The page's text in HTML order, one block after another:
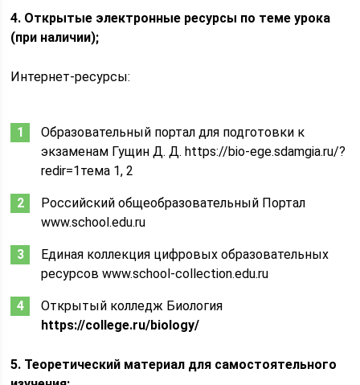
4. Открытые электронные ресурсы по теме урока
(при наличии);
Интернет-ресурсы:
Образовательный портал для подготовки к
экзаменам Гущин Д. Д. https://bio-ege.sdamgia.ru/?
redir=1тема 1, 2
Российский общеобразовательный Портал
www.school.edu.ru
Единая коллекция цифровых образовательных
ресурсов www.school-collection.edu.ru
Открытый колледж Биология
https://college.ru/biology/
5. Теоретический материал для самостоятельного